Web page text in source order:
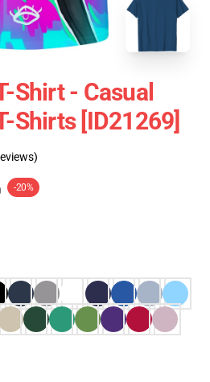
Shirt - Casual
Shirts [ID21269]
-20%